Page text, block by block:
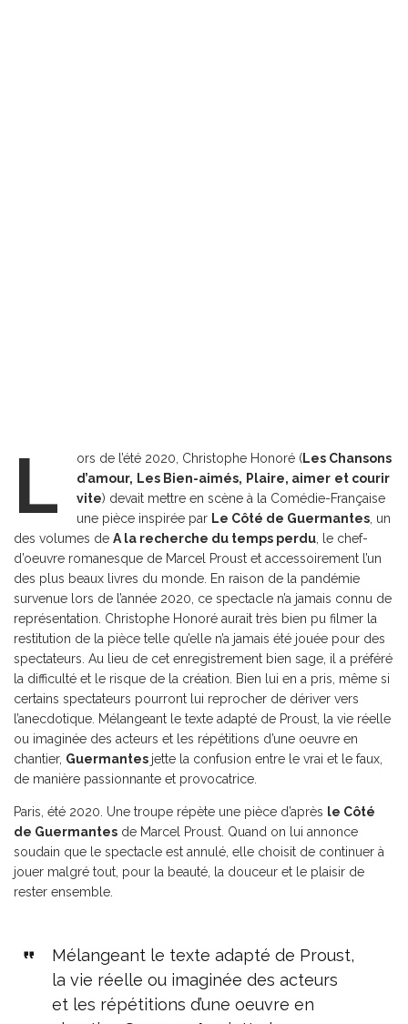
L ors de l’été 2020, Christophe Honoré (Les Chansons
d’amour, Les Bien-aimés, Plaire, aimer et courir
vite) devait mettre en scène à la Comédie-Française
une pièce inspirée par Le Côté de Guermantes , un
des volumes de A la recherche du temps perdu , le chef-
d’oeuvre romanesque de Marcel Proust et accessoirement l’un
des plus beaux livres du monde. En raison de la pandémie
survenue lors de l’année 2020, ce spectacle n’a jamais connu de
représentation. Christophe Honoré aurait très bien pu filmer la
restitution de la pièce telle qu’elle n’a jamais été jouée pour des
spectateurs. Au lieu de cet enregistrement bien sage, il a préféré
la difficulté et le risque de la création. Bien lui en a pris, même si
certains spectateurs pourront lui reprocher de dériver vers
l’anecdotique. Mélangeant le texte adapté de Proust, la vie réelle
ou imaginée des acteurs et les répétitions d’une oeuvre en
chantier, Guermantes jette la confusion entre le vrai et le faux,
de manière passionnante et provocatrice.
Paris, été 2020. Une troupe répète une pièce d’après le Côté
de Guermantes de Marcel Proust. Quand on lui annonce
soudain que le spectacle est annulé, elle choisit de continuer à
jouer malgré tout, pour la beauté, la douceur et le plaisir de
rester ensemble.
Mélangeant le texte adapté de Proust,
la vie réelle ou imaginée des acteurs
et les répétitions d’une oeuvre en